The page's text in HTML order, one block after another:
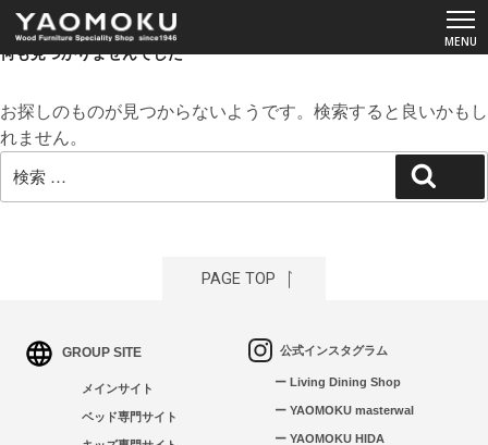
ショールーム
YAOMOKUについて
よくあるご質問
お客様の声
何も見つかりませんでした
お探しのものが見つからないようです。検索すると良いかもし
れません。
索:
GROUP SITE
メインサイト
ベッド専門サイト
公式インスタグラム
ー Living Dining Shop
ー YAOMOKU masterwal
ー YAOMOKU HIDA
PAGE TOP